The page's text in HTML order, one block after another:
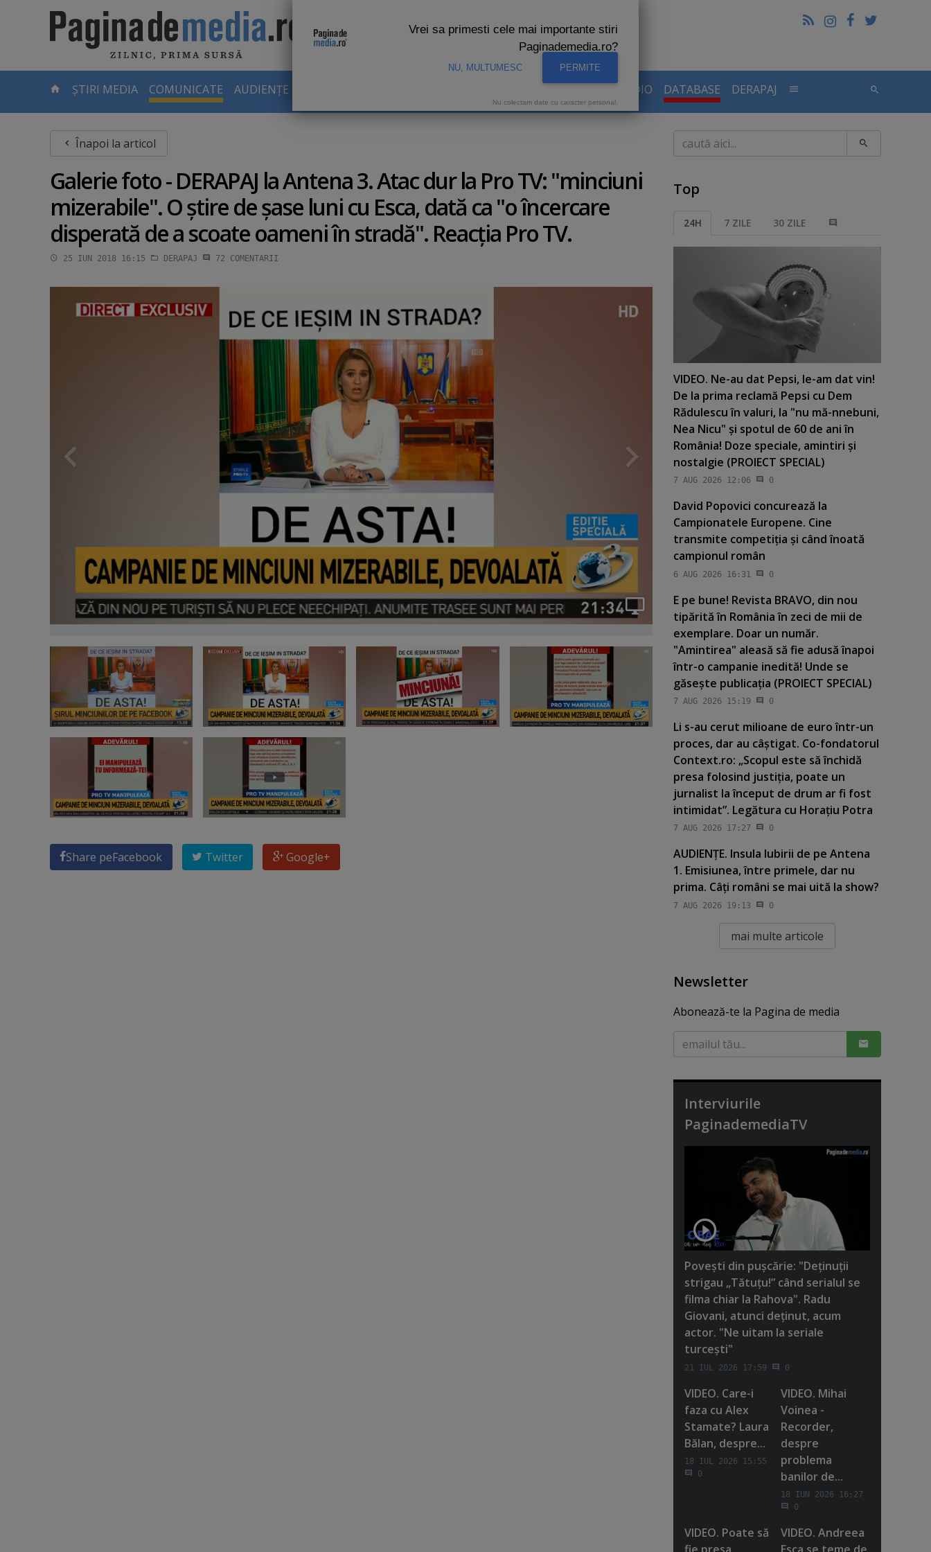
ȘTIRI MEDIA COMUNICATE AUDIENȚE TV AUDIENTE RADIO DATABASE DERAPAJ
Înapoi la articol
Galerie foto - DERAPAJ la Antena 3. Atac dur la Pro TV: "minciuni
mizerabile". O ştire de şase luni cu Esca, dată ca "o încercare
disperată de a scoate oameni în stradă". Reacţia Pro TV.
25 IUN 2018 16:15 DERAPAJ 72 COMENTARII
Share peFacebook Twitter Google+
Caută
Top
24H 7 ZILE 30 ZILE
VIDEO. Ne-au dat Pepsi, le-am dat vin!
De la prima reclamă Pepsi cu Dem
Rădulescu în valuri, la "nu mă-nnebuni,
Nea Nicu" şi spotul de 60 de ani în
România! Doze speciale, amintiri şi
nostalgie (PROIECT SPECIAL)
7 AUG 2026 12:06 0
David Popovici concurează la
Campionatele Europene. Cine
transmite competiţia şi când înoată
campionul român
6 AUG 2026 16:31 0
E pe bune! Revista BRAVO, din nou
tipărită în România în zeci de mii de
exemplare. Doar un număr.
"Amintirea" aleasă să fie adusă înapoi
într-o campanie inedită! Unde se
găseşte publicaţia (PROIECT SPECIAL)
7 AUG 2026 15:19 0
Li s-au cerut milioane de euro într-un
proces, dar au câştigat. Co-fondatorul
Context.ro: „Scopul este să închidă
presa folosind justiţia, poate un
jurnalist la început de drum ar fi fost
intimidat”. Legătura cu Horaţiu Potra
7 AUG 2026 17:27 0
AUDIENŢE. Insula Iubirii de pe Antena
1. Emisiunea, între primele, dar nu
prima. Câţi români se mai uită la show?
7 AUG 2026 19:13 0
mai multe articole
Newsletter
Abonează-te la Pagina de media
Interviurile
PaginademediaTV
Poveşti din puşcărie: "Deţinuţii
strigau „Tătuţu!” când serialul se
filma chiar la Rahova". Radu
Giovani, atunci deţinut, acum
actor. "Ne uitam la seriale
turceşti"
21 IUL 2026 17:59 0
VIDEO. Care-i
faza cu Alex
Stamate? Laura
Bălan, despre...
18 IUL 2026 15:55
0
VIDEO. Mihai
Voinea -
Recorder,
despre
problema
banilor de...
18 IUN 2026 16:27
0
VIDEO. Poate să
VIDEO. Andreea
Vrei sa primesti cele mai importante stiri
Paginademedia.ro?
NU, MULTUMESC PERMITE
Nu colectam date cu caracter personal.